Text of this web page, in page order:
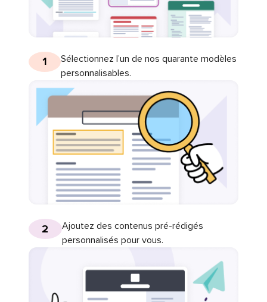
1
Sélectionnez l’un de nos quarante modèles
personnalisables.
2
Ajoutez des contenus pré-rédigés
personnalisés pour vous.